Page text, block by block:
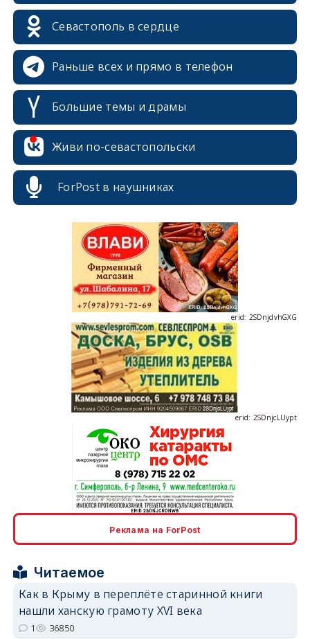
Севастополь в сердце
Раньше всех и прямо в телефон
Большие темы и драмы
Живи по-севастопольски
ForPost в наушниках
erid: 2SDnjdvhGXG
erid: 2SDnjcLUypt
erid: 2SDnjcrDNw6
Реклама на ForPost
Читаемое
Как в Крыму в переплёте старинной книги
нашли ханскую грамоту XVI века
1 36850